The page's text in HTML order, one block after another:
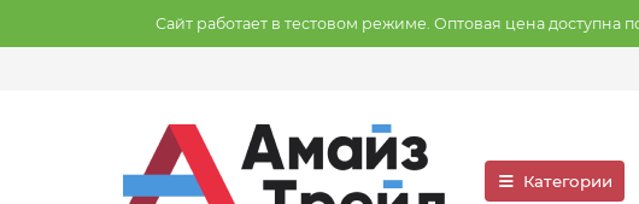
Сайт работает в тестовом режиме. Оптовая цена
Категории